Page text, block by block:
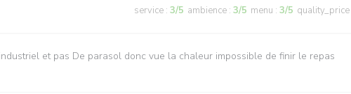
service : 3/5 ambience : 3/5 menu : 3/5 quality_price
et pas De parasol donc vue la chaleur impossible de finir le repas